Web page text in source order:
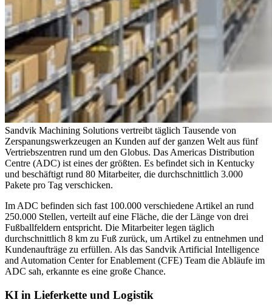
Sandvik Machining Solutions vertreibt täglich Tausende von
Zerspanungswerkzeugen an Kunden auf der ganzen Welt aus fünf
Vertriebszentren rund um den Globus. Das Americas Distribution
Centre (ADC) ist eines der größten. Es befindet sich in Kentucky
und beschäftigt rund 80 Mitarbeiter, die durchschnittlich 3.000
Pakete pro Tag verschicken.
Im ADC befinden sich fast 100.000 verschiedene Artikel an rund
250.000 Stellen, verteilt auf eine Fläche, die der Länge von drei
Fußballfeldern entspricht. Die Mitarbeiter legen täglich
durchschnittlich 8 km zu Fuß zurück, um Artikel zu entnehmen und
Kundenaufträge zu erfüllen. Als das Sandvik Artificial Intelligence
and Automation Center for Enablement (CFE) Team die Abläufe im
ADC sah, erkannte es eine große Chance.
KI in Lieferkette und Logistik